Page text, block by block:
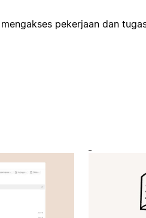
pekerjaan dan